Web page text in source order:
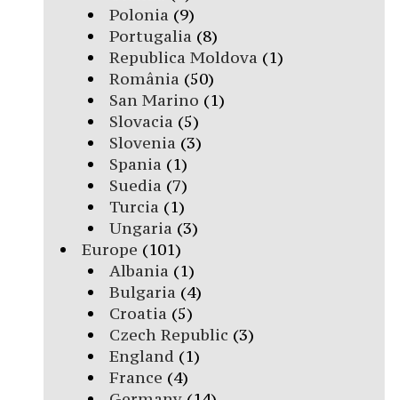
Polonia (9)
Portugalia (8)
Republica Moldova (1)
România (50)
San Marino (1)
Slovacia (5)
Slovenia (3)
Spania (1)
Suedia (7)
Turcia (1)
Ungaria (3)
Europe (101)
Albania (1)
Bulgaria (4)
Croatia (5)
Czech Republic (3)
England (1)
France (4)